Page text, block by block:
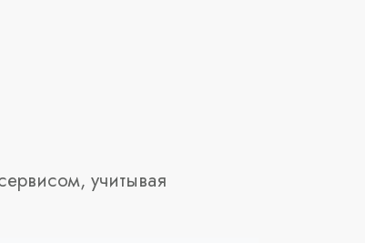
учитывая